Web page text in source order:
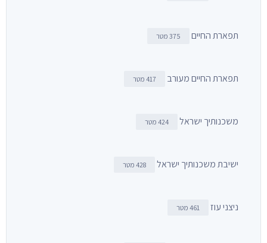
תפארת החיים 375 מטר
תפארת החיים מעורב 417 מטר
משכנותיך ישראל 424 מטר
ישיבת משכנותיך ישראל 428 מטר
ניצני עוז 461 מטר